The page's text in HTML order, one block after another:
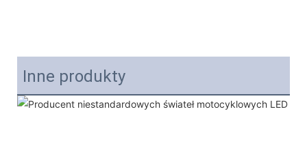
Inne produkty